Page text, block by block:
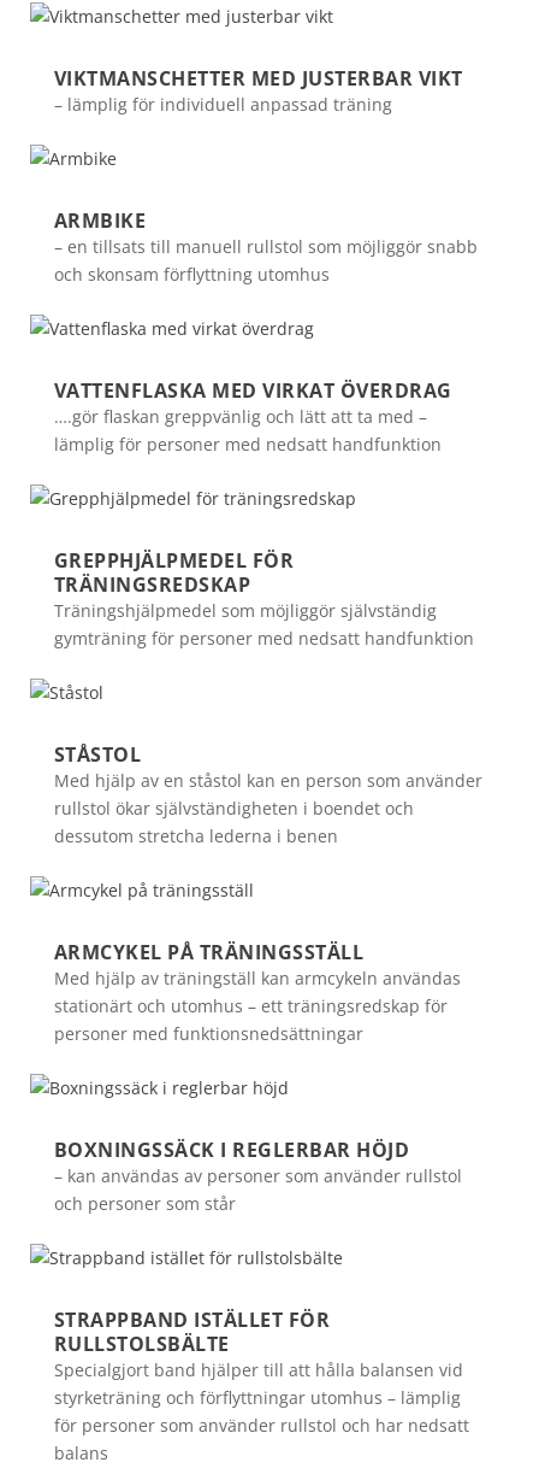
VIKTMANSCHETTER MED JUSTERBAR VIKT
– lämplig för individuell anpassad träning
ARMBIKE
– en tillsats till manuell rullstol som möjliggör snabb
och skonsam förflyttning utomhus
VATTENFLASKA MED VIRKAT ÖVERDRAG
….gör flaskan greppvänlig och lätt att ta med –
lämplig för personer med nedsatt handfunktion
GREPPHJÄLPMEDEL FÖR
TRÄNINGSREDSKAP
Träningshjälpmedel som möjliggör självständig
gymträning för personer med nedsatt handfunktion
STÅSTOL
Med hjälp av en ståstol kan en person som använder
rullstol ökar självständigheten i boendet och
dessutom stretcha lederna i benen
ARMCYKEL PÅ TRÄNINGSSTÄLL
Med hjälp av träningställ kan armcykeln användas
stationärt och utomhus – ett träningsredskap för
personer med funktionsnedsättningar
BOXNINGSSÄCK I REGLERBAR HÖJD
– kan användas av personer som använder rullstol
och personer som står
STRAPPBAND ISTÄLLET FÖR
RULLSTOLSBÄLTE
Specialgjort band hjälper till att hålla balansen vid
styrketräning och förflyttningar utomhus – lämplig
för personer som använder rullstol och har nedsatt
balans